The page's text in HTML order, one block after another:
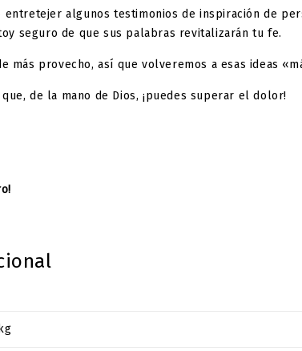
entretejer algunos testimonios de inspiración de
seguro de que sus palabras revitalizarán tu fe.
más provecho, así que volveremos a esas ideas
de la mano de Dios, ¡puedes superar el dolor!